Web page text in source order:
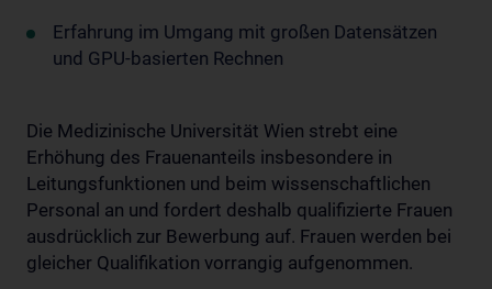
Erfahrung im Umgang mit großen Datensätzen
und GPU-basierten Rechnen
Die Medizinische Universität Wien strebt eine
Erhöhung des Frauenanteils insbesondere in
Leitungsfunktionen und beim wissenschaftlichen
Personal an und fordert deshalb qualifizierte Frauen
ausdrücklich zur Bewerbung auf. Frauen werden bei
gleicher Qualifikation vorrangig aufgenommen.